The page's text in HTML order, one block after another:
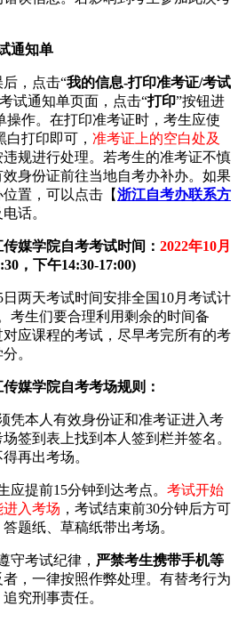
通知单
，点击“我的信息-打印准考证/考试
试通知单页面，点击“打印”按钮进
操作。在打印准考证时，考生应使
打印即可， 准考证上的空白处及
违规进行处理。若考生的准考证不慎
身份证前往当地自考办补办。如果
置，可以点击【浙江自考办联系方
话。
媒学院自考考试时间： 2022年10月
，下午14:30-17:00)
两天考试时间安排全国10月考试计
考生们要合理利用剩余的时间备
应课程的考试，尽早考完所有的考
。
媒学院自考考场规则：
本人有效身份证和准考证进入考
签到表上找到本人签到栏并签名。
再出考场。
提前15分钟到达考点。 考试开始
进入考场 ，考试结束前30分钟后方可
题纸、草稿纸带出考场。
考试纪律， 严禁考生携带手机等
者，一律按照作弊处理。有替考行为
究刑事责任。